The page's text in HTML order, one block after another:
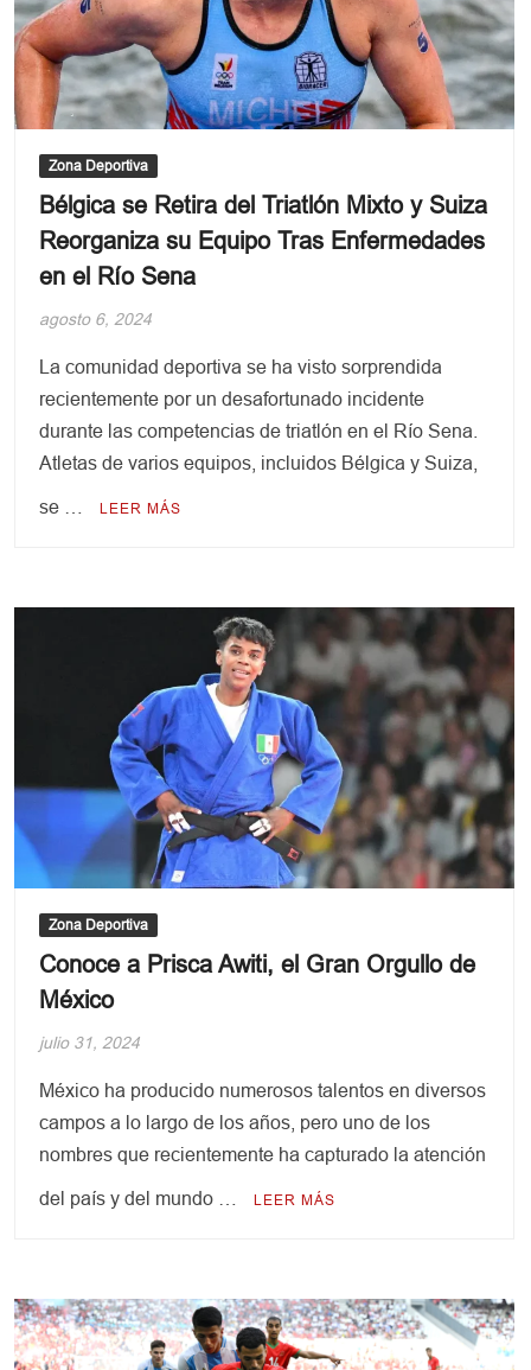
los
adultos
mayores
se
en
pequeñas
Zona Deportiva
Bélgica se Retira del Triatlón Mixto y Suiza
Reorganiza su Equipo Tras Enfermedades
en el Río Sena
agosto 6, 2024
La comunidad deportiva se ha visto sorprendida
recientemente por un desafortunado incidente
durante las competencias de triatlón en el Río Sena.
Atletas de varios equipos, incluidos Bélgica y Suiza,
se … LEER MÁS
Zona Deportiva
Conoce a Prisca Awiti, el Gran Orgullo de
México
julio 31, 2024
México ha producido numerosos talentos en diversos
campos a lo largo de los años, pero uno de los
nombres que recientemente ha capturado la atención
del país y del mundo … LEER MÁS